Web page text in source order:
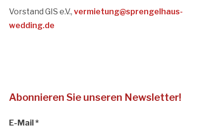
Vorstand GIS e.V., vermietung@sprengelhaus-
wedding.de
Abonnieren Sie unseren Newsletter!
E-Mail *